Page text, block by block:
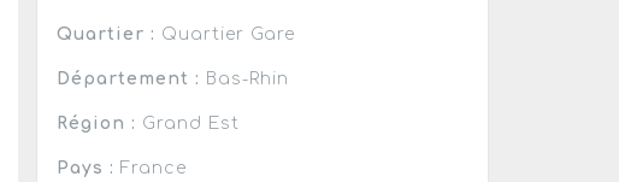
Quartier : Quartier Gare
Département : Bas-Rhin
Région : Grand Est
Pays : France